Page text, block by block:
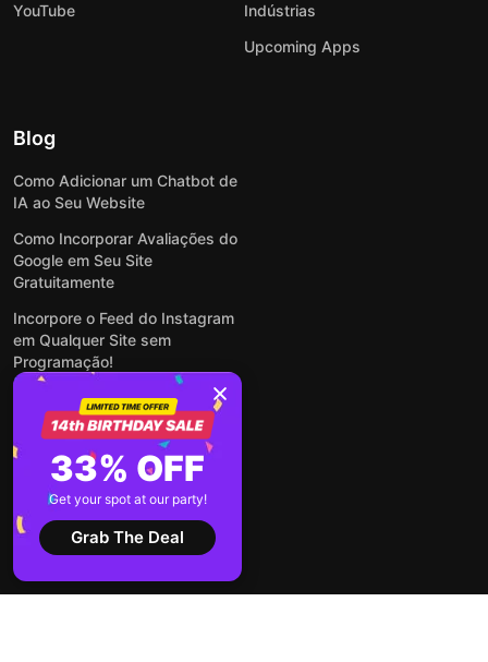
YouTube
Indústrias
Upcoming Apps
Blog
Como Adicionar um Chatbot de
IA ao Seu Website
Como Incorporar Avaliações do
Google em Seu Site
Gratuitamente
Incorpore o Feed do Instagram
em Qualquer Site sem
Programação!
Como Incorporar Formulários
em Qualquer Site Online e
Gratuitamente
Como Criar Formulário para
WordPress: Simples e Rápido
Ver todas publicações
33% OFF
Get your spot at our party!
Grab The Deal